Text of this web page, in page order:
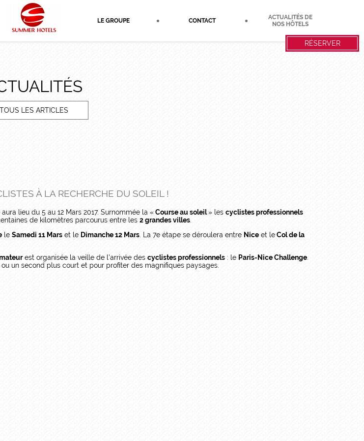
LE GROUPE CONTACT
ACTUALITÉS DE
NOS HÔTELS
RÉSERVER
TOUS LES ARTICLES
À LA RECHERCHE DU SOLEIL !
aura lieu du 5 au 12 Mars 2017. Surnommée la «Course au soleil» les cyclistes professionnels
de kilomètres parcourus entre les 2 grandes villes
le Samedi 11 Mars et le Dimanche 12 Mars . La 7e étape se déroulera entre Nice et leCol de la
est organisée la veille de l’arrivée des cyclistes professionnels : le Paris-Nice Challenge
un second plus court et pour profiter des magnifiques paysages.